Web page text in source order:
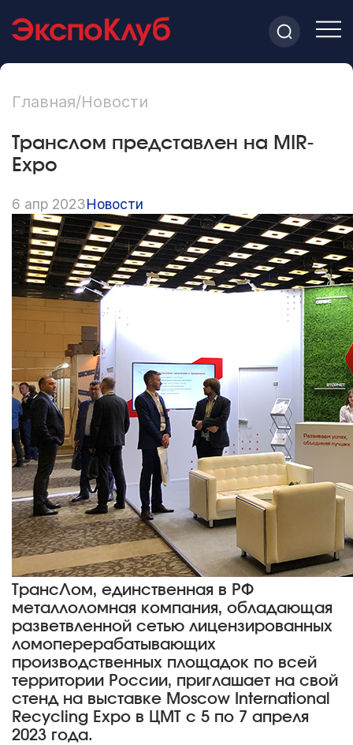
Главная/Новости
Транслом представлен на MIR-
Expo
6 апр 2023Новости
ТрансЛом, единственная в РФ
металлоломная компания, обладающая
разветвленной сетью лицензированных
ломоперерабатывающих
производственных площадок по всей
территории России, приглашает на свой
стенд на выставке Moscow International
Recycling Expo в ЦМТ с 5 по 7 апреля
2023 года.